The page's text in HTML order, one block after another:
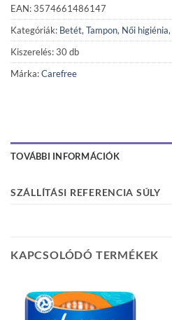
EAN: 3574661486147
Kategóriák: Betét, Tampon, Női higiénia,
Kiszerelés: 30 db
Márka:Carefree
TOVÁBBI INFORMÁCIÓK
SZÁLLÍTÁSI REFERENCIA SÚLY
KAPCSOLÓDÓ TERMÉKEK